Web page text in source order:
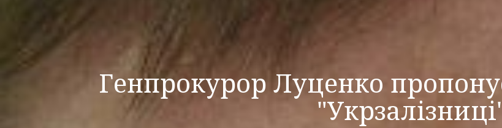
Генпрокурор Луценко